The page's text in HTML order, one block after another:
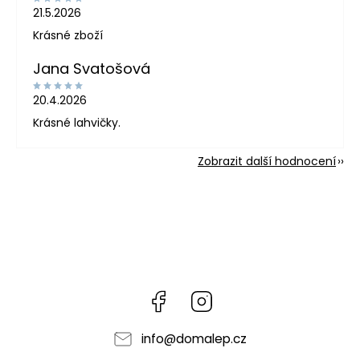
21.5.2026
Krásné zboží
Jana Svatošová
20.4.2026
Krásné lahvičky.
Zobrazit další hodnocení
Facebook
info@domalep.cz